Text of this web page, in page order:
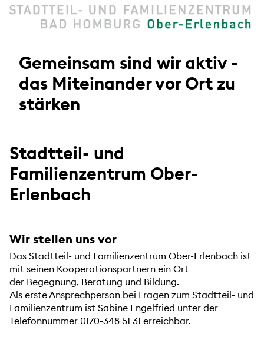
Gemeinsam sind wir aktiv -
das Miteinander vor Ort zu
stärken
Stadtteil- und
Familienzentrum Ober-
Erlenbach
Wir stellen uns vor
Das Stadtteil- und Familienzentrum Ober-Erlenbach ist
mit seinen Kooperationspartnern ein Ort
der Begegnung, Beratung und Bildung.
Als erste Ansprechperson bei Fragen zum Stadtteil- und
Familienzentrum ist Sabine Engelfried unter der
Telefonnummer 0170-348 51 31 erreichbar.